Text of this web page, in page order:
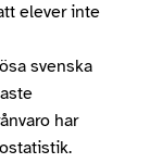
elever inte
svenska
har